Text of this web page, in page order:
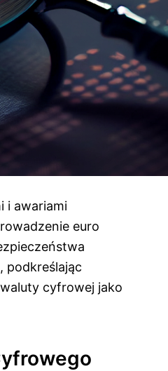
i awariami
euro
podkreślając
cyfrowej jako